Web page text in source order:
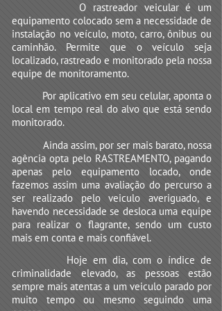
O rastreador veicular é um
equipamento colocado sem a necessidade de
instalação no veículo, moto, carro, ônibus ou
caminhão. Permite que o veículo seja
localizado, rastreado e monitorado pela nossa
equipe de monitoramento.
Por aplicativo em seu celular, aponta o
local em tempo real do alvo que está sendo
monitorado.
Ainda assim, por ser mais barato, nossa
agência opta pelo RASTREAMENTO, pagando
apenas pelo equipamento locado, onde
fazemos assim uma avaliação do percurso a
ser realizado pelo veiculo averiguado, e
havendo necessidade se desloca uma equipe
para realizar o flagrante, sendo um custo
mais em conta e mais confiável.
Hoje em dia, com o índice de
criminalidade elevado, as pessoas estão
sempre mais atentas a um veiculo parado por
muito tempo ou mesmo seguindo uma